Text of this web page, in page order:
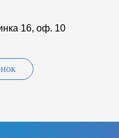
16, оф. 10